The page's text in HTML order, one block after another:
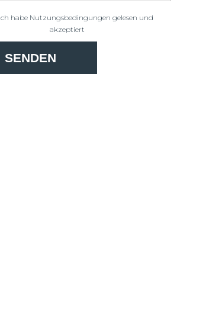
Ich habe Nutzungsbedingungen gelesen und
akzeptiert
SENDEN